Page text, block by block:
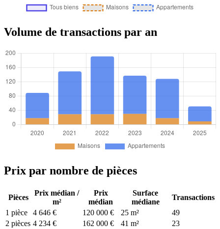
Volume de transactions par an
Prix par nombre de pièces
Pièces
Prix médian /
m²
Prix
médian
Surface
médiane
Transactions
1 pièce
4 646 € 120 000 € 25 m²
49
2 pièces 4 234 € 162 000 € 41 m²
23